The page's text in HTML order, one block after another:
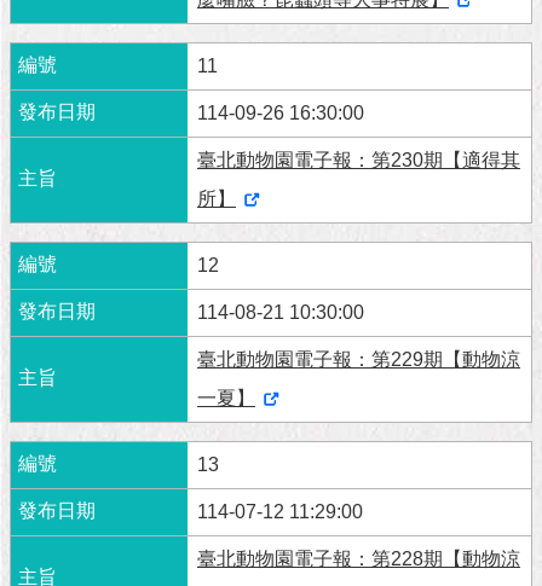
11
114-09-26 16:30:00
臺北動物園電子報：第230期【適得其
所】
12
114-08-21 10:30:00
臺北動物園電子報：第229期【動物涼
一夏】
13
114-07-12 11:29:00
臺北動物園電子報：第228期【動物涼